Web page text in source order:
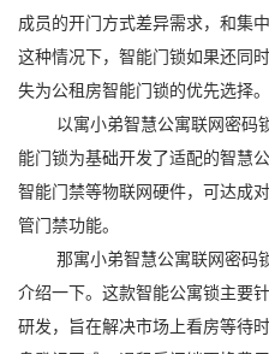
成员的开门方式差异需求，和集
这种情况下，智能门锁如果还同
失为公租房智能门锁的优先选择。
以寓小弟智慧公寓联网密码锁
能门锁为基础开发了适配的智慧
智能门禁等物联网硬件，可达成
管门禁功能。
那寓小弟智慧公寓联网密码锁
介绍一下。这款智能公寓锁主要
研发，旨在解决市场上看房等待